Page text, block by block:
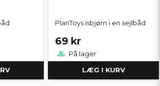
PlanToys isbjørn i en sejlbåd
69 kr
På lager
LÆG I KURV